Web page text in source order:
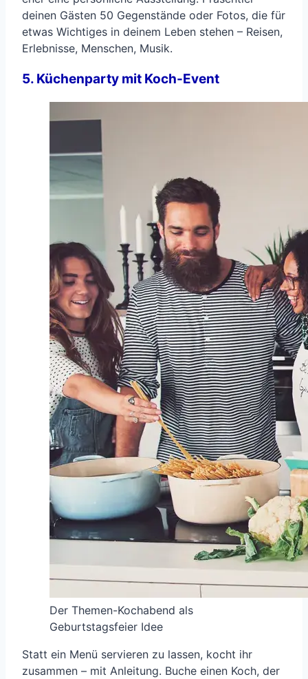
deinen Gästen 50 Gegenstände oder Fotos, die für
etwas Wichtiges in deinem Leben stehen – Reisen,
Erlebnisse, Menschen, Musik.
5. Küchenparty mit Koch-Event
Der Themen-Kochabend als
Geburtstagsfeier Idee
Statt ein Menü servieren zu lassen, kocht ihr
zusammen – mit Anleitung. Buche einen Koch, der